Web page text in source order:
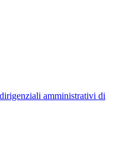
amministrativi di